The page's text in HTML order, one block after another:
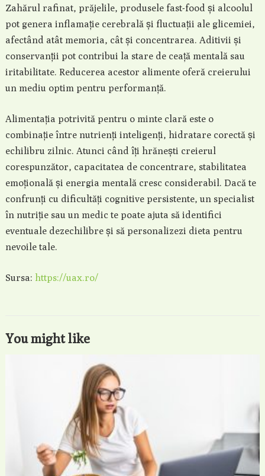
Zahărul rafinat, prăjelile, produsele fast-food și alcoolul
pot genera inflamație cerebrală și fluctuații ale glicemiei,
afectând atât memoria, cât și concentrarea. Aditivii și
conservanții pot contribui la stare de ceață mentală sau
iritabilitate. Reducerea acestor alimente oferă creierului
un mediu optim pentru performanță.
Alimentația potrivită pentru o minte clară este o
combinație între nutrienți inteligenți, hidratare corectă și
echilibru zilnic. Atunci când îți hrănești creierul
corespunzător, capacitatea de concentrare, stabilitatea
emoțională și energia mentală cresc considerabil. Dacă te
confrunți cu dificultăți cognitive persistente, un specialist
în nutriție sau un medic te poate ajuta să identifici
eventuale dezechilibre și să personalizezi dieta pentru
nevoile tale.
Sursa: https://uax.ro/
You might like